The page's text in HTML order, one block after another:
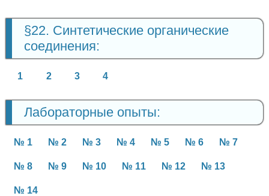
§22. Синтетические органические
соединения:
1 2 3 4
Лабораторные опыты:
№ 1 № 2 № 3 № 4 № 5 № 6 № 7
№ 8 № 9 № 10 № 11 № 12 № 13
№ 14